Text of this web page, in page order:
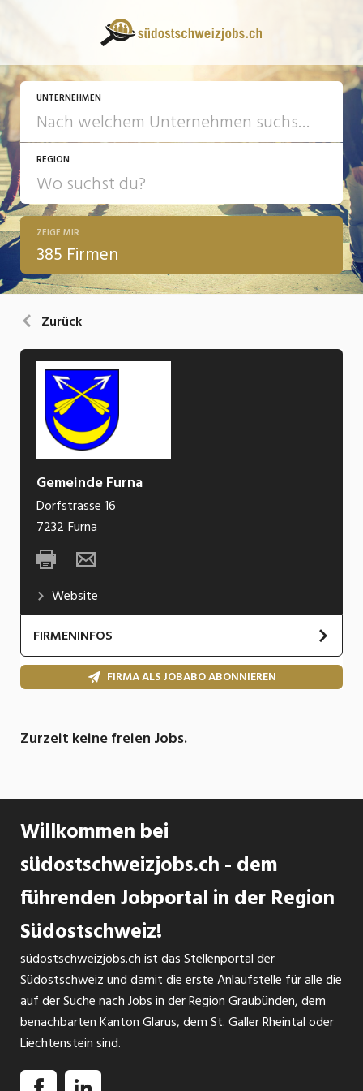
UNTERNEHMEN
REGION
ZEIGE MIR
385 Firmen
Zurück
Gemeinde Furna
Dorfstrasse 16
7232 Furna
Website
FIRMENINFOS
FIRMA ALS JOBABO ABONNIEREN
Zurzeit keine freien Jobs.
Willkommen bei
südostschweizjobs.ch - dem
führenden Jobportal in der Region
Südostschweiz!
südostschweizjobs.ch ist das Stellenportal der
Südostschweiz und damit die erste Anlaufstelle für alle die
auf der Suche nach Jobs in der Region Graubünden, dem
benachbarten Kanton Glarus, dem St. Galler Rheintal oder
Liechtenstein sind.